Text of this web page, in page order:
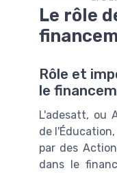
Le rôle
Rôle et
le
L'adesatt, ou
de
par des
dans le